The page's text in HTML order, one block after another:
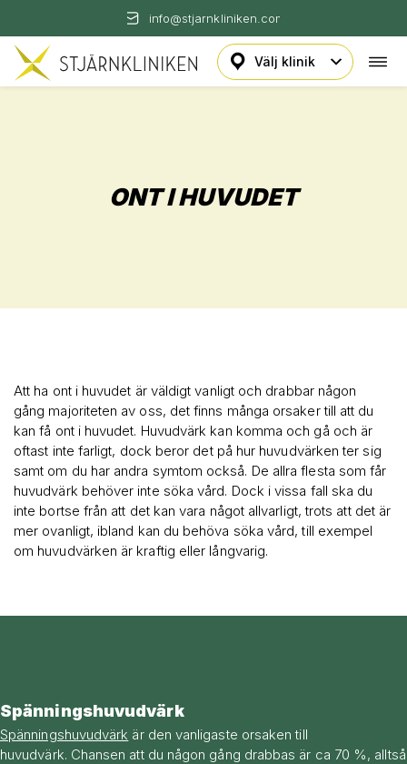
info@stjarnkliniken.com
Hoppa
ONT I HUVUDET
Att ha ont i huvudet är väldigt vanligt och drabbar någon
gång majoriteten av oss, det finns många orsaker till att du
kan få ont i huvudet. Huvudvärk kan komma och gå och är
oftast inte farligt, dock beror det på hur huvudvärken ter sig
samt om du har andra symtom också. De allra flesta som får
huvudvärk behöver inte söka vård. Dock i vissa fall ska du
inte bortse från att det kan vara något allvarligt, trots att det är
mer ovanligt, ibland kan du behöva söka vård, till exempel
om huvudvärken är kraftig eller långvarig.
Spänningshuvudvärk
Spänningshuvudvärk är den vanligaste orsaken till
huvudvärk. Chansen att du någon gång drabbas är ca 70 %, alltså